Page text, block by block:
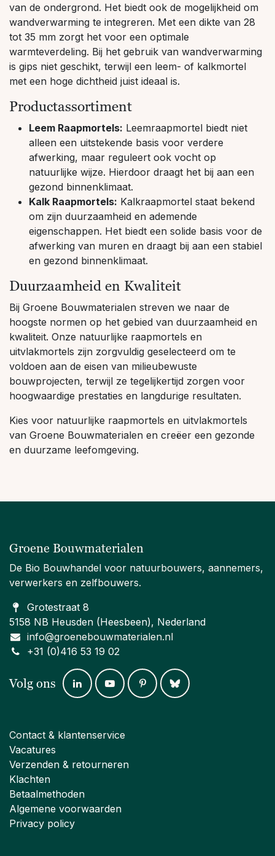
van de ondergrond. Het biedt ook de mogelijkheid om
wandverwarming te integreren. Met een dikte van 28
tot 35 mm zorgt het voor een optimale
warmteverdeling. Bij het gebruik van wandverwarming
is gips niet geschikt, terwijl een leem- of kalkmortel
met een hoge dichtheid juist ideaal is.
Productassortiment
Leem Raapmortels: Leemraapmortel biedt niet
alleen een uitstekende basis voor verdere
afwerking, maar reguleert ook vocht op
natuurlijke wijze. Hierdoor draagt het bij aan een
gezond binnenklimaat.
Kalk Raapmortels: Kalkraapmortel staat bekend
om zijn duurzaamheid en ademende
eigenschappen. Het biedt een solide basis voor de
afwerking van muren en draagt bij aan een stabiel
en gezond binnenklimaat.
Duurzaamheid en Kwaliteit
Bij Groene Bouwmaterialen streven we naar de
hoogste normen op het gebied van duurzaamheid en
kwaliteit. Onze natuurlijke raapmortels en
uitvlakmortels zijn zorgvuldig geselecteerd om te
voldoen aan de eisen van milieubewuste
bouwprojecten, terwijl ze tegelijkertijd zorgen voor
hoogwaardige prestaties en langdurige resultaten.
Kies voor natuurlijke raapmortels en uitvlakmortels
van Groene Bouwmaterialen en creëer een gezonde
en duurzame leefomgeving.
Groene Bouwmaterialen
De Bio Bouwhandel voor natuurbouwers, aannemers,
verwerkers en zelfbouwers.
Grotestraat 8
5158 NB Heusden (Heesbeen), Nederland
info@groenebouwmaterialen.nl
+31 (0)416 53 19 02
Volg ons
Contact & klantenservice
Vacatures
Verzenden & retourneren
Klachten
Betaalmethoden
Algemene voorwaarden
Privacy policy